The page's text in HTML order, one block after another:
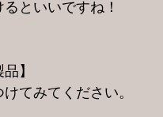
といいですね！
】
てみてください。